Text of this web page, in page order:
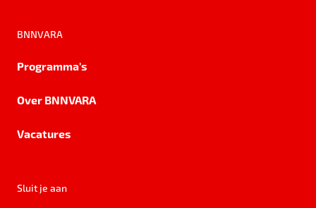
BNNVARA
Programma's
Over BNNVARA
Vacatures
Sluit je aan